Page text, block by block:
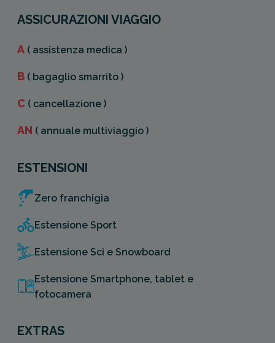
ASSICURAZIONI VIAGGIO
A ( assistenza medica )
B ( bagaglio smarrito )
C ( cancellazione )
AN ( annuale multiviaggio )
ESTENSIONI
Zero franchigia
Estensione Sport
Estensione Sci e Snowboard
Estensione Smartphone, tablet e
fotocamera
EXTRAS